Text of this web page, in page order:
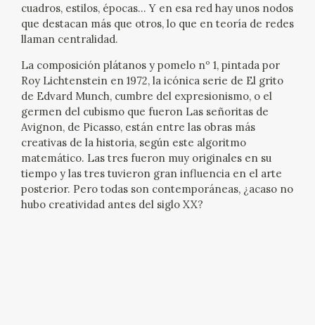
RECURSOS EDUCATIVOS
FICHAS ARASAAC
cuadros, estilos, épocas... Y en esa red hay unos nodos
que destacan más que otros, lo que en teoría de redes
llaman centralidad.
La composición plátanos y pomelo nº 1, pintada por
Roy Lichtenstein en 1972, la icónica serie de El grito
de Edvard Munch, cumbre del expresionismo, o el
germen del cubismo que fueron Las señoritas de
Avignon, de Picasso, están entre las obras más
creativas de la historia, según este algoritmo
matemático. Las tres fueron muy originales en su
tiempo y las tres tuvieron gran influencia en el arte
posterior. Pero todas son contemporáneas, ¿acaso no
hubo creatividad antes del siglo XX?